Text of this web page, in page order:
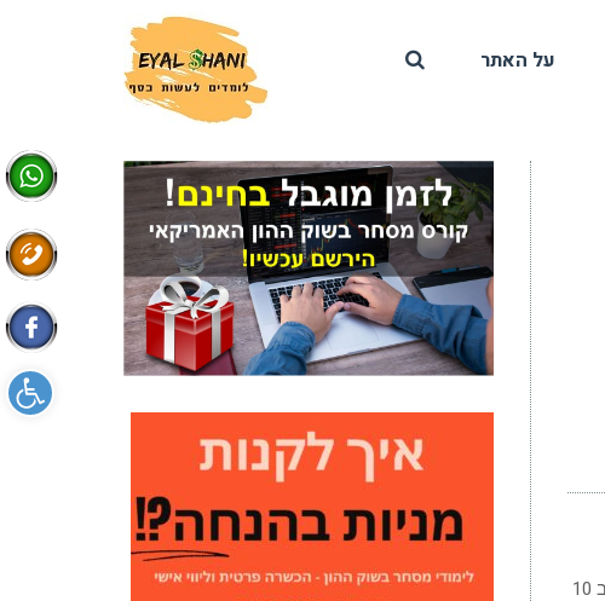
על האתר
מניות למתחילים הנה כתבת המשך לכתבה בורסה למתחילים – 10 דיברות ב 10
פתח